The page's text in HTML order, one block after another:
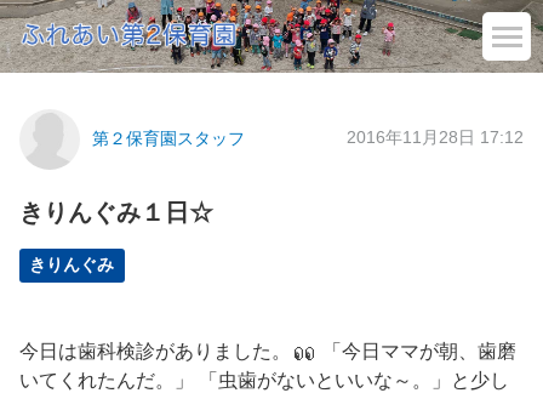
第２保育園スタッフ 2016年11月28日 17:12
きりんぐみ１日☆
きりんぐみ
今日は歯科検診がありました。
「今日ママが朝、歯磨
いてくれたんだ。」 「虫歯がないといいな～。」と少し